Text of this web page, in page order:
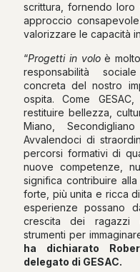
scrittura, fornendo
approccio
valorizzare le capacità
“Progetti in voloè
responsabilità
concreta del nostro
ospita. Come
restituire bellezza,
Miano,
Avvalendoci di
percorsi formativi di
nuove competenze,
significa contribuire
forte, più unita e ricca
esperienze possano
crescita dei ragazzi
strumenti per
ha dichiarato
delegato di GESAC.